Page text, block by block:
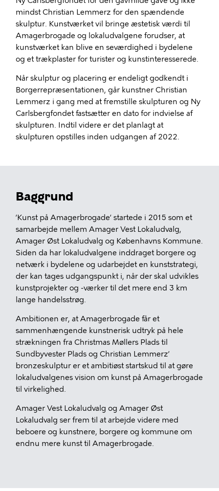
mindst Christian Lemmerz for den spændende
skulptur. Kunstværket vil bringe æstetisk værdi til
Amagerbrogade og lokaludvalgene forudser, at
kunstværket kan blive en seværdighed i bydelene
og et trækplaster for turister og kunstinteresserede.
Når skulptur og placering er endeligt godkendt i
Borgerrepræsentationen, går kunstner Christian
Lemmerz i gang med at fremstille skulpturen og Ny
Carlsbergfondet fastsætter en dato for indvielse af
skulpturen. Indtil videre er det planlagt at
skulpturen opstilles inden udgangen af 2022.
Baggrund
’Kunst på Amagerbrogade’ startede i 2015 som et
samarbejde mellem Amager Vest Lokaludvalg,
Amager Øst Lokaludvalg og Københavns Kommune.
Siden da har lokaludvalgene inddraget borgere og
netværk i bydelene og udarbejdet en kunststrategi,
der kan tages udgangspunkt i, når der skal udvikles
kunstprojekter og -værker til det mere end 3 km
lange handelsstrøg.
Ambitionen er, at Amagerbrogade får et
sammenhængende kunstnerisk udtryk på hele
strækningen fra Christmas Møllers Plads til
Sundbyvester Plads og Christian Lemmerz’
bronzeskulptur er et ambitiøst startskud til at gøre
lokaludvalgenes vision om kunst på Amagerbrogade
til virkelighed.
Amager Vest Lokaludvalg og Amager Øst
Lokaludvalg ser frem til at arbejde videre med
beboere og kunstnere, borgere og kommune om
endnu mere kunst til Amagerbrogade.